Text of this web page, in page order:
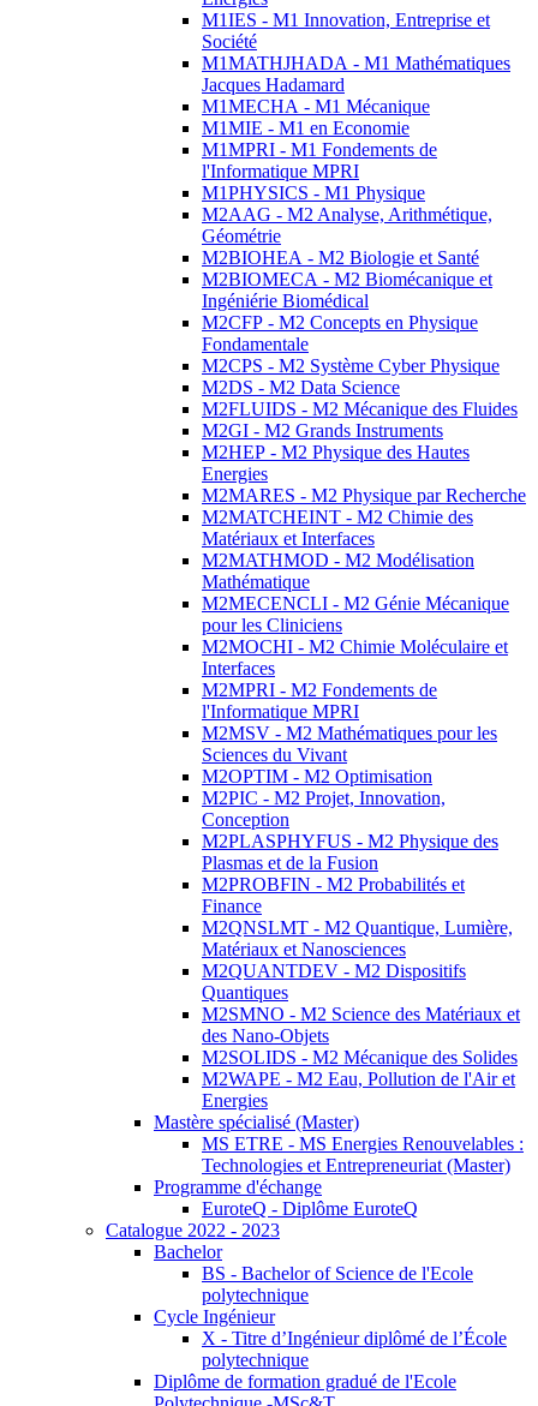
M1IES - M1 Innovation, Entreprise et
Société
M1MATHJHADA - M1 Mathématiques
Jacques Hadamard
M1MECHA - M1 Mécanique
M1MIE - M1 en Economie
M1MPRI - M1 Fondements de
l'Informatique MPRI
M1PHYSICS - M1 Physique
M2AAG - M2 Analyse, Arithmétique,
Géométrie
M2BIOHEA - M2 Biologie et Santé
M2BIOMECA - M2 Biomécanique et
Ingéniérie Biomédical
M2CFP - M2 Concepts en Physique
Fondamentale
M2CPS - M2 Système Cyber Physique
M2DS - M2 Data Science
M2FLUIDS - M2 Mécanique des Fluides
M2GI - M2 Grands Instruments
M2HEP - M2 Physique des Hautes
Energies
M2MARES - M2 Physique par Recherche
M2MATCHEINT - M2 Chimie des
Matériaux et Interfaces
M2MATHMOD - M2 Modélisation
Mathématique
M2MECENCLI - M2 Génie Mécanique
pour les Cliniciens
M2MOCHI - M2 Chimie Moléculaire et
Interfaces
M2MPRI - M2 Fondements de
l'Informatique MPRI
M2MSV - M2 Mathématiques pour les
Sciences du Vivant
M2OPTIM - M2 Optimisation
M2PIC - M2 Projet, Innovation,
Conception
M2PLASPHYFUS - M2 Physique des
Plasmas et de la Fusion
M2PROBFIN - M2 Probabilités et
Finance
M2QNSLMT - M2 Quantique, Lumière,
Matériaux et Nanosciences
M2QUANTDEV - M2 Dispositifs
Quantiques
M2SMNO - M2 Science des Matériaux et
des Nano-Objets
M2SOLIDS - M2 Mécanique des Solides
M2WAPE - M2 Eau, Pollution de l'Air et
Energies
Mastère spécialisé (Master)
MS ETRE - MS Energies Renouvelables :
Technologies et Entrepreneuriat (Master)
Programme d'échange
EuroteQ - Diplôme EuroteQ
Catalogue 2022 - 2023
Bachelor
BS - Bachelor of Science de l'Ecole
polytechnique
Cycle Ingénieur
X - Titre d’Ingénieur diplômé de l’École
polytechnique
Diplôme de formation gradué de l'Ecole